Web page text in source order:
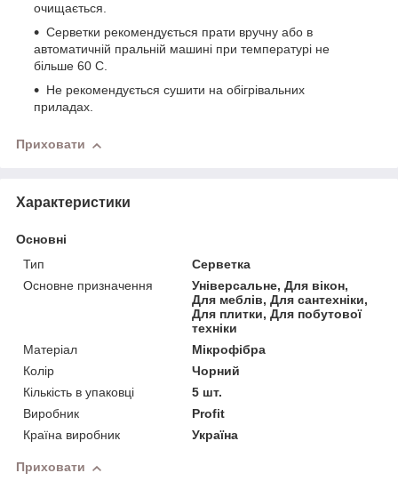
очищається.
Серветки рекомендується прати вручну або в
автоматичній пральній машині при температурі не
більше 60 С.
Не рекомендується сушити на обігрівальних
приладах.
Приховати
Характеристики
Основні
Тип
Серветка
Основне призначення
Універсальне, Для вікон,
Для меблів, Для сантехніки,
Для плитки, Для побутової
техніки
Матеріал
Мікрофібра
Колір
Чорний
Кількість в упаковці
5 шт.
Виробник
Profit
Країна виробник
Україна
Приховати